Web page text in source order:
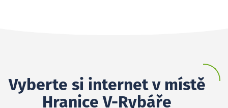
Vyberte si internet v místě
Hranice V-Rybáře